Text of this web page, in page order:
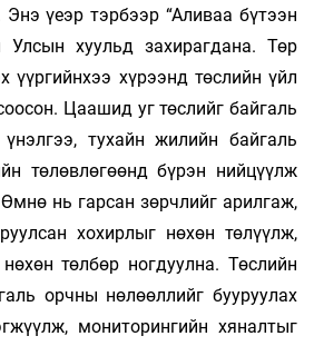
үеэр тэрбээр “Аливаа бүтээн
Улсын хуульд захирагдана. Төр
үүргийнхээ хүрээнд төслийн үйл
Цаашид уг төслийг байгаль
тухайн жилийн байгаль
төлөвлөгөөнд бүрэн нийцүүлж
нь гарсан зөрчлийг арилгаж,
хохирлыг нөхөн төлүүлж,
төлбөр ногдуулна. Төслийн
орчны нөлөөллийг бууруулах
мониторингийн хяналтыг